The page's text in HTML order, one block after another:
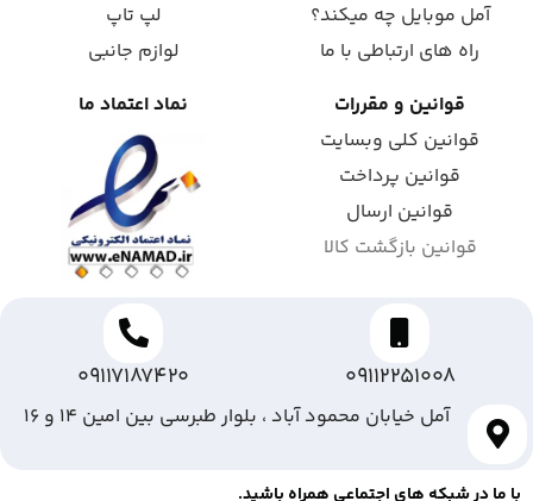
آمل موبایل چه میکند؟
راه های ارتباطی با ما
لپ تاپ
لوازم جانبی
قوانین و مقررات
قوانین کلی وبسایت
قوانین پرداخت
قوانین ارسال
قوانین بازگشت کالا
نماد اعتماد ما
09112251008
09117187420
آمل خیابان محمود آباد ، بلوار طبرسی بین امین ۱۴ و ۱۶
با ما در شبکه های اجتماعی همراه باشید.